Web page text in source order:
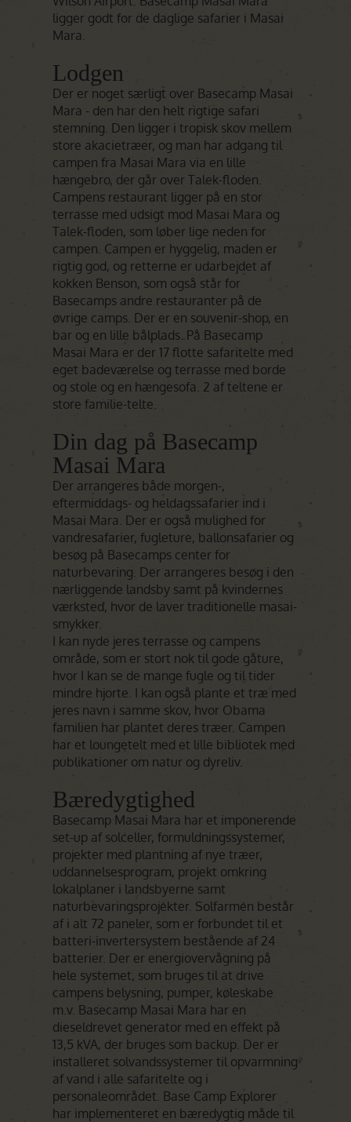
ligger godt for de daglige safarier i Masai
Mara.
Lodgen
Der er noget særligt over Basecamp Masai
Mara - den har den helt rigtige safari
stemning. Den ligger i tropisk skov mellem
store akacietræer, og man har adgang til
campen fra Masai Mara via en lille
hængebro, der går over Talek-floden.
Campens restaurant ligger på en stor
terrasse med udsigt mod Masai Mara og
Talek-floden, som løber lige neden for
campen. Campen er hyggelig, maden er
rigtig god, og retterne er udarbejdet af
kokken Benson, som også står for
Basecamps andre restauranter på de
øvrige camps. Der er en souvenir-shop, en
bar og en lille bålplads. På Basecamp
Masai Mara er der 17 flotte safaritelte med
eget badeværelse og terrasse med borde
og stole og en hængesofa. 2 af teltene er
store familie-telte.
Din dag på Basecamp
Masai Mara
Der arrangeres både morgen-,
eftermiddags- og heldagssafarier ind i
Masai Mara. Der er også mulighed for
vandresafarier, fugleture, ballonsafarier og
besøg på Basecamps center for
naturbevaring. Der arrangeres besøg i den
nærliggende landsby samt på kvindernes
værksted, hvor de laver traditionelle masai-
smykker.
I kan nyde jeres terrasse og campens
område, som er stort nok til gode gåture,
hvor I kan se de mange fugle og til tider
mindre hjorte. I kan også plante et træ med
jeres navn i samme skov, hvor Obama
familien har plantet deres træer. Campen
har et loungetelt med et lille bibliotek med
publikationer om natur og dyreliv.
Bæredygtighed
Basecamp Masai Mara har et imponerende
set-up af solceller, formuldningssystemer,
projekter med plantning af nye træer,
uddannelsesprogram, projekt omkring
lokalplaner i landsbyerne samt
naturbevaringsprojekter. Solfarmen består
af i alt 72 paneler, som er forbundet til et
batteri-invertersystem bestående af 24
batterier. Der er energiovervågning på
hele systemet, som bruges til at drive
campens belysning, pumper, køleskabe
m.v. Basecamp Masai Mara har en
dieseldrevet generator med en effekt på
13,5 kVA, der bruges som backup. Der er
installeret solvandssystemer til opvarmning
af vand i alle safaritelte og i
personaleområdet. Base Camp Explorer
har implementeret en bæredygtig måde til